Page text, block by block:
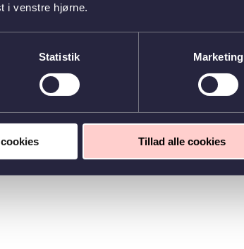
i venstre hjørne.
Statistik Marketing
Tillad alle cookies